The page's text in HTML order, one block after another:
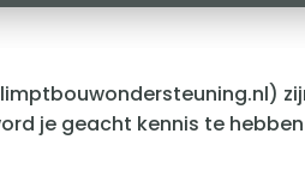
je geacht kennis te